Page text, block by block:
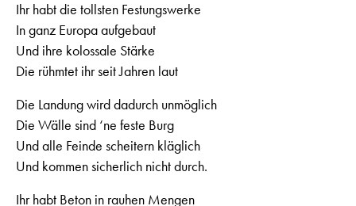
Ihr habt die tollsten Festungswerke
In ganz Europa aufgebaut
Und ihre kolossale Stärke
Die rühmtet ihr seit Jahren laut
Die Landung wird dadurch unmöglich
Die Wälle sind ‘ne feste Burg
Und alle Feinde scheitern kläglich
Und kommen sicherlich nicht durch.
Ihr habt Beton in rauhen Mengen